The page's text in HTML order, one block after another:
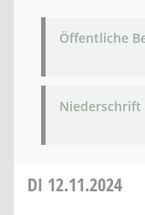
Öffentliche
DI 12.11.2024